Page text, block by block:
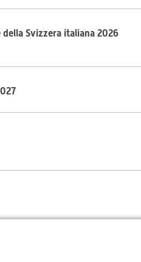
Svizzera italiana 2026